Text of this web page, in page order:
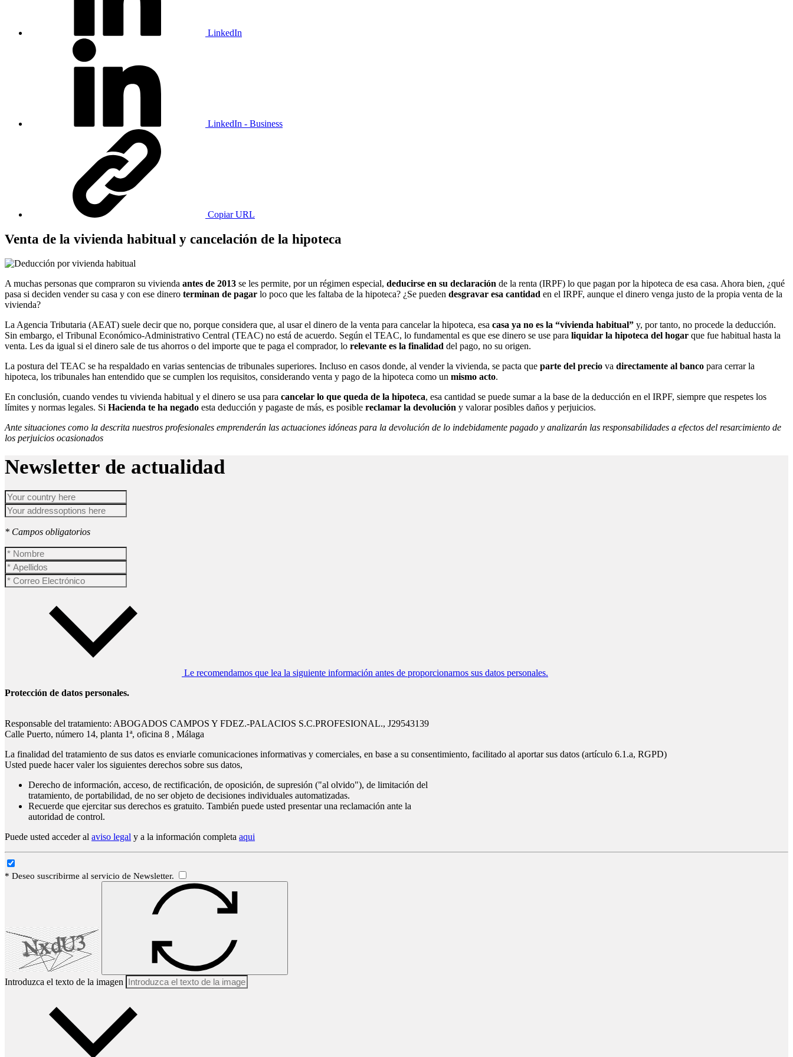
LinkedIn
LinkedIn - Business
Copiar URL
Venta de la vivienda habitual y cancelación de la hipoteca
A muchas personas que compraron su vivienda antes de 2013 se les permite, por un régimen especial, deducirse en su declaración de la renta (IRPF) lo que pagan por la hipoteca de esa casa. Ahora bien, ¿qué
pasa si deciden vender su casa y con ese dinero terminan de pagar lo poco que les faltaba de la hipoteca? ¿Se pueden desgravar esa cantidad en el IRPF, aunque el dinero venga justo de la propia venta de la
vivienda?
La Agencia Tributaria (AEAT) suele decir que no, porque considera que, al usar el dinero de la venta para cancelar la hipoteca, esa casa ya no es la “vivienda habitual” y, por tanto, no procede la deducción.
Sin embargo, el Tribunal Económico-Administrativo Central (TEAC) no está de acuerdo. Según el TEAC, lo fundamental es que ese dinero se use para liquidar la hipoteca del hogar que fue habitual hasta la
venta. Les da igual si el dinero sale de tus ahorros o del importe que te paga el comprador, lo relevante es la finalidad del pago, no su origen.
La postura del TEAC se ha respaldado en varias sentencias de tribunales superiores. Incluso en casos donde, al vender la vivienda, se pacta que parte del precio va directamente al banco para cerrar la
hipoteca, los tribunales han entendido que se cumplen los requisitos, considerando venta y pago de la hipoteca como un mismo acto.
En conclusión, cuando vendes tu vivienda habitual y el dinero se usa para cancelar lo que queda de la hipoteca, esa cantidad se puede sumar a la base de la deducción en el IRPF, siempre que respetes los
límites y normas legales. Si Hacienda te ha negado esta deducción y pagaste de más, es posible reclamar la devolución y valorar posibles daños y perjuicios.
Ante situaciones como la descrita nuestros profesionales emprenderán las actuaciones idóneas para la devolución de lo indebidamente pagado y analizarán las responsabilidades a efectos del resarcimiento de
los perjuicios ocasionados
Newsletter de actualidad
* Campos obligatorios
Le recomendamos que lea la siguiente información antes de proporcionarnos sus datos personales.
Protección de datos personales.
Responsable del tratamiento: ABOGADOS CAMPOS Y FDEZ.-PALACIOS S.C.PROFESIONAL., J29543139
Calle Puerto, número 14, planta 1ª, oficina 8 , Málaga
La finalidad del tratamiento de sus datos es enviarle comunicaciones informativas y comerciales, en base a su consentimiento, facilitado al aportar sus datos (artículo 6.1.a, RGPD)
Usted puede hacer valer los siguientes derechos sobre sus datos,
Derecho de información, acceso, de rectificación, de oposición, de supresión ("al olvido"), de limitación del
tratamiento, de portabilidad, de no ser objeto de decisiones individuales automatizadas.
Recuerde que ejercitar sus derechos es gratuito. También puede usted presentar una reclamación ante la
autoridad de control.
Puede usted acceder al aviso legal y a la información completa aqui
* Deseo suscribirme al servicio de Newsletter.
Introduzca el texto de la imagen